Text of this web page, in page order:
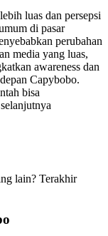
luas dan persepsi
di pasar
perubahan
media yang luas,
awareness dan
Capybobo.
bisa
lain? Terakhir